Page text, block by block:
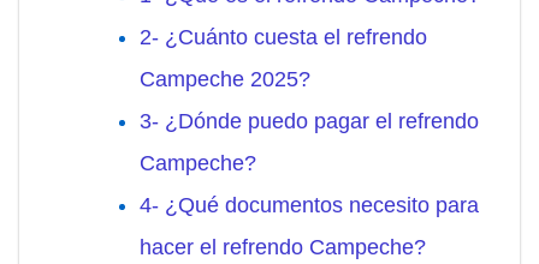
2- ¿Cuánto cuesta el refrendo
Campeche 2025?
3- ¿Dónde puedo pagar el refrendo
Campeche?
4- ¿Qué documentos necesito para
hacer el refrendo Campeche?